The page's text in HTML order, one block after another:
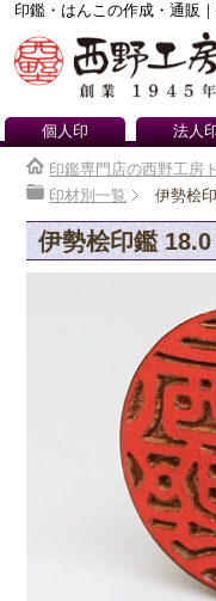
印鑑・はんこの作成・通販
個人印 法人
印鑑専門店の西野工房
印材別一覧
伊勢桧
伊勢桧印鑑 18.0